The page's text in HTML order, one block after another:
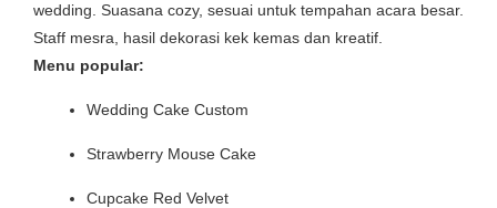
wedding. Suasana cozy, sesuai untuk tempahan acara besar.
Staff mesra, hasil dekorasi kek kemas dan kreatif.
Menu popular:
Wedding Cake Custom
Strawberry Mouse Cake
Cupcake Red Velvet